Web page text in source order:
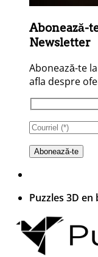
Abonează-
Newsletter
Abonează-te
afla despre
Puzzles 3D